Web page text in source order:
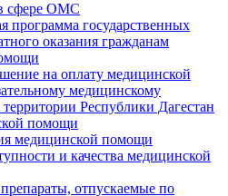
сфере ОМС
программа государственных
оказания гражданам
на оплату медицинской
медицинскому
Республики Дагестан
помощи
медицинской помощи
и качества медицинской
отпускаемые по